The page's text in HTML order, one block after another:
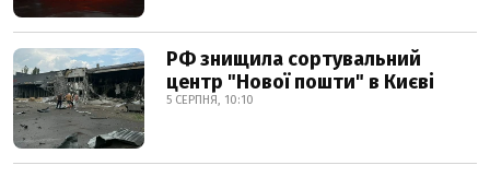
РФ знищила сортувальний
центр "Нової пошти" в Києві
5 СЕРПНЯ, 10:10